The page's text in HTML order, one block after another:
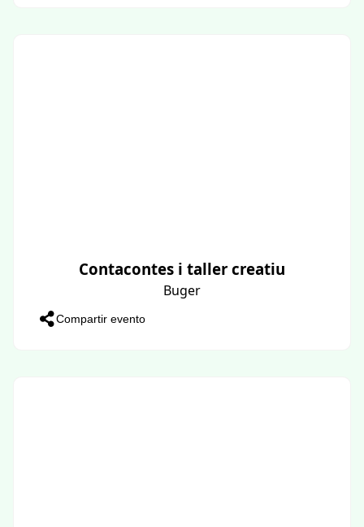
Contacontes i taller creatiu
Buger
Compartir evento